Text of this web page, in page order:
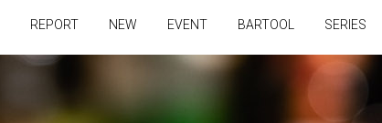
REPORT NEW EVENT BARTOOL SERIES